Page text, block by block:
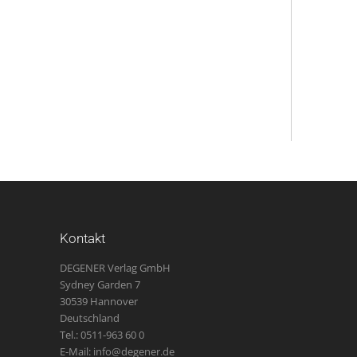
Kontakt
DEGENER Verlag GmbH
Sydney Garden 7
30539 Hannover
Deutschland
Tel.: 0511-963 60 0
E-Mail: info@degener.de